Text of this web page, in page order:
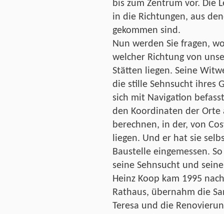
bis zum Zentrum vor. Die
in die Richtungen, aus
gekommen sind.
Nun werden Sie fragen,
welcher Richtung von
Stätten liegen. Seine
die stille Sehnsucht ihres
sich mit Navigation
den Koordinaten der Orte
berechnen, in der, von
liegen. Und er hat sie
Baustelle eingemessen.
seine Sehnsucht und
Heinz Koop kam 1995
Rathaus, übernahm die
Teresa und die